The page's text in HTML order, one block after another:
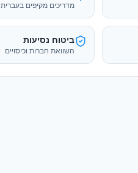
מדריכים מקיפים בעברית
ביטוח נסיעות
השוואת חברות וכיסויים